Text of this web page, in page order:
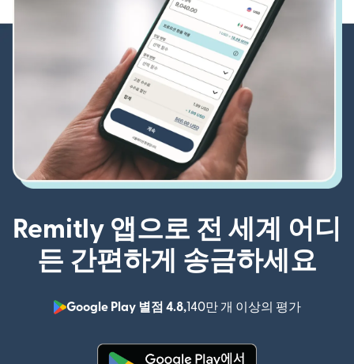
Remitly 앱으로 전 세계 어디
든 간편하게 송금하세요
Google Play 별점 4.8,140만 개 이상의 평가